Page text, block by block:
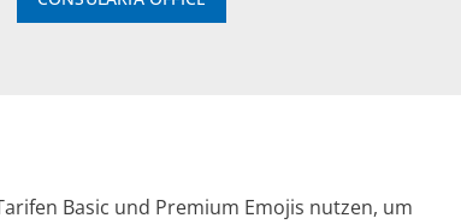
Basic und Premium Emojis nutzen, um